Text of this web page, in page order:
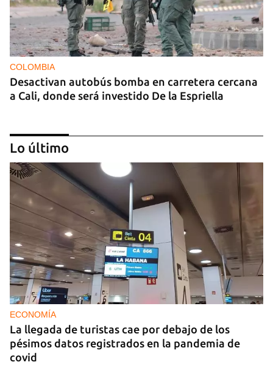
COLOMBIA
Desactivan autobús bomba en carretera cercana
a Cali, donde será investido De la Espriella
MIAMI
La hija de un diplomático castrista expulsado de
EE UU en 2003 está bajo custodia del ICE
Lo último
ECONOMÍA
La llegada de turistas cae por debajo de los
pésimos datos registrados en la pandemia de
covid